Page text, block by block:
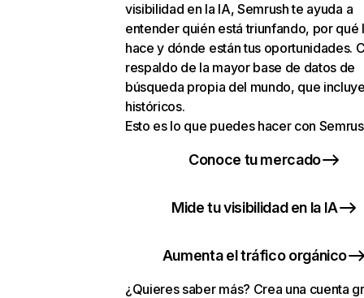
visibilidad en la IA, Semrush te ayuda a
entender quién está triunfando, por qué
hace y dónde están tus oportunidades.
respaldo de la mayor base de datos de
búsqueda propia del mundo, que
históricos.
Esto es lo que puedes hacer con
Conoce tu mercado
Mide tu visibilidad en la IA
Aumenta el tráfico orgánico
¿Quieres saber más? Crea una cuenta